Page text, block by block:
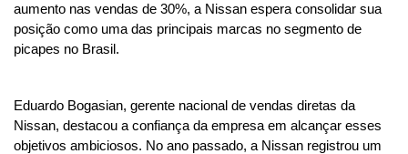
aumento nas vendas de 30%, a Nissan espera consolidar sua
posição como uma das principais marcas no segmento de
picapes no Brasil.
Eduardo Bogasian, gerente nacional de vendas diretas da
Nissan, destacou a confiança da empresa em alcançar esses
objetivos ambiciosos. No ano passado, a Nissan registrou um